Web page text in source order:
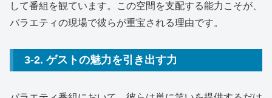
して番組を観ています。この空間を支配する能力こそが、
バラエティの現場で彼らが重宝される理由です。
3-2. ゲストの魅力を引き出す力